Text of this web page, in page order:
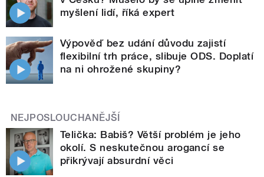
myšlení lidí, říká expert
Výpověď bez udání důvodu zajistí
flexibilní trh práce, slibuje ODS. Doplatí
na ni ohrožené skupiny?
NEJPOSLOUCHANĚJŠÍ
Telička: Babiš? Větší problém je jeho
okolí. S neskutečnou arogancí se
přikrývají absurdní věci